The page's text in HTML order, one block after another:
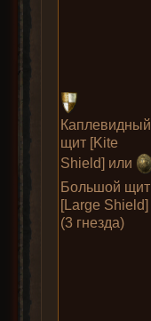
Каплевидный
щит [Kite
Shield] или
Большой щит
[Large Shield]
(3 гнезда)